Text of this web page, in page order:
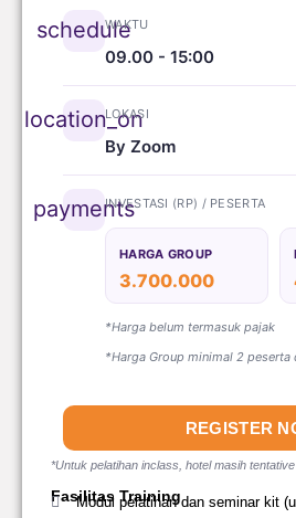
schedule
WAKTU
09.00 - 15:00
location_on
LOKASI
By Zoom
paymentsINVESTASI (RP) / PESERTA
HARGA GROUP
3.700.000
*Harga belum termasuk pajak
*Harga Group minimal 2 peserta
REGISTER
*Untuk pelatihan inclass, hotel masih tentative
Fasilitas Training
Modul pelatihan dan seminar kit